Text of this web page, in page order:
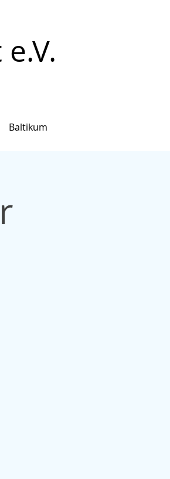
Baltikum